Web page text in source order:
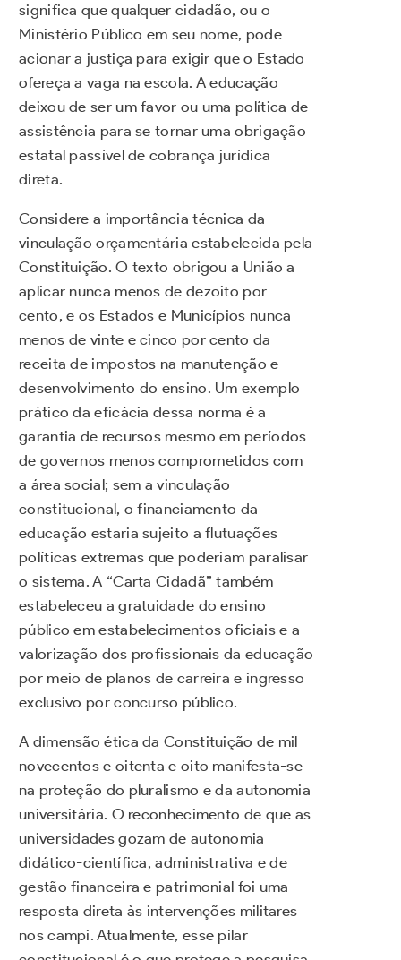
significa que qualquer cidadão, ou o
Ministério Público em seu nome, pode
acionar a justiça para exigir que o Estado
ofereça a vaga na escola. A educação
deixou de ser um favor ou uma política de
assistência para se tornar uma obrigação
estatal passível de cobrança jurídica
direta.
Considere a importância técnica da
vinculação orçamentária estabelecida pela
Constituição. O texto obrigou a União a
aplicar nunca menos de dezoito por
cento, e os Estados e Municípios nunca
menos de vinte e cinco por cento da
receita de impostos na manutenção e
desenvolvimento do ensino. Um exemplo
prático da eficácia dessa norma é a
garantia de recursos mesmo em períodos
de governos menos comprometidos com
a área social; sem a vinculação
constitucional, o financiamento da
educação estaria sujeito a flutuações
políticas extremas que poderiam paralisar
o sistema. A “Carta Cidadã” também
estabeleceu a gratuidade do ensino
público em estabelecimentos oficiais e a
valorização dos profissionais da educação
por meio de planos de carreira e ingresso
exclusivo por concurso público.
A dimensão ética da Constituição de mil
novecentos e oitenta e oito manifesta-se
na proteção do pluralismo e da autonomia
universitária. O reconhecimento de que as
universidades gozam de autonomia
didático-científica, administrativa e de
gestão financeira e patrimonial foi uma
resposta direta às intervenções militares
nos campi. Atualmente, esse pilar